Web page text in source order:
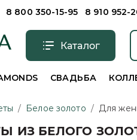
8 800 350-15-95 8 910 952-
Каталог
СВАДЬБА
/ Белое золото / Для
ИЗ БЕЛОГО